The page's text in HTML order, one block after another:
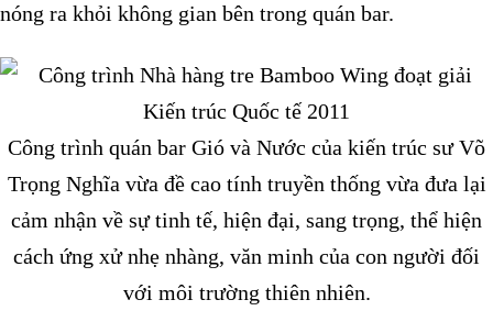
nóng ra khỏi không gian bên trong quán bar.
Công trình quán bar Gió và Nước của kiến trúc sư Võ
Trọng Nghĩa vừa đề cao tính truyền thống vừa đưa lại
cảm nhận về sự tinh tế, hiện đại, sang trọng, thể hiện
cách ứng xử nhẹ nhàng, văn minh của con người đối
với môi trường thiên nhiên.